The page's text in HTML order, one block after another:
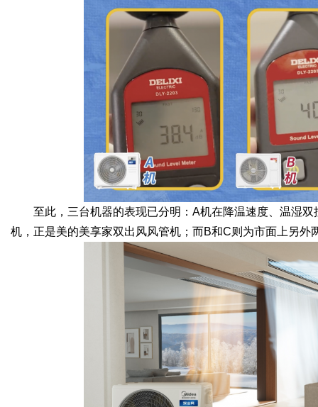
至此，三台机器的表现已分明：A机在降温速度、温湿
机，正是美的美享家双出风风管机；而B和C则为市面上另外